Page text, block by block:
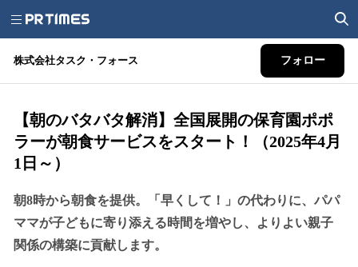
株式会社タスク・フォース フォロー
【朝のバタバタ解消】全国展開の保育園ポポ
ラーが朝食サービスをスタート！（2025年4月
1日～）
朝8時から朝食を提供。「早くして！」の代わりに、パパ
ママが子どもに寄り添える時間を増やし、よりよい親子
関係の構築に貢献します。